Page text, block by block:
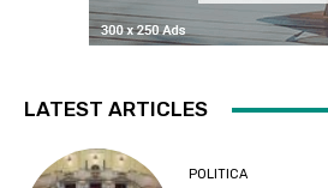
LATEST ARTICLES
POLITICA